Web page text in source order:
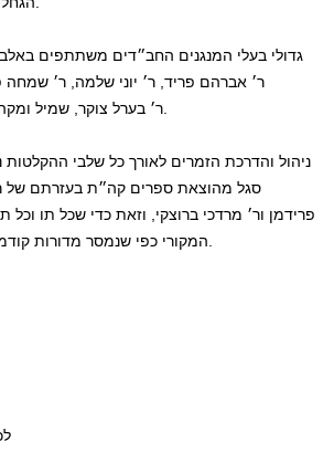
גדולי בעלי המנגנים החב״דים משתתפים
ר׳ אברהם פריד , ר׳ יוני שלמה , ר׳ שמחה
ר׳ בערל צוקר שמיל
ניהול והדרכת הזמרים לאורך כל שלבי
סגל מהוצאת ספרים קה״ת בעזרתם של
פרידמן ור׳ מרדכי ברוצקי , וזאת כדי שכל תו וכל